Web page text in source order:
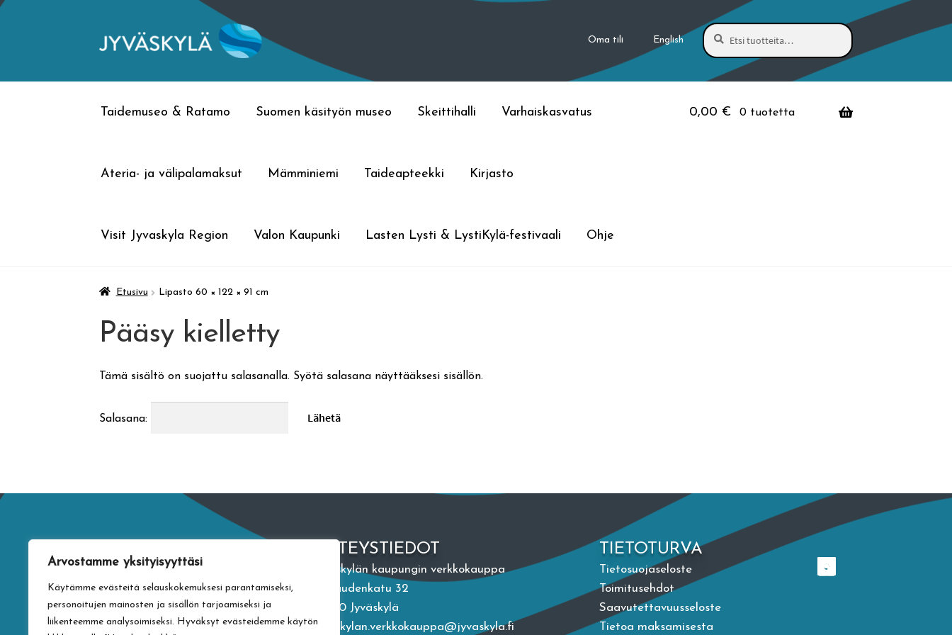
Arvostamme yksityisyyttäsi
Käytämme evästeitä selauskokemuksesi parantamiseksi,
personoitujen mainosten ja sisällön tarjoamiseksi ja
liikenteemme analysoimiseksi. Hyväksyt evästeidemme käytön
Siirry
Siirry
Oma tili English
Etsi:
Haku
Taidemuseo & Ratamo Suomen käsityön museo Skeittihalli Varhaiskasvatus
Ateria- ja välipalamaksut Mämminiemi Taideapteekki Kirjasto
Visit Jyvaskyla Region Valon Kaupunki Lasten Lysti & LystiKylä-festivaali Ohje
0,00 € 0 tuotetta
Etusivu Lipasto 60 × 122 × 91 cm
Pääsy kielletty
Tämä sisältö on suojattu salasanalla. Syötä salasana näyttääksesi sisällön.
Salasana:
YHTEYSTIEDOT
Jyväskylän kaupungin verkkokauppa
Vapaudenkatu 32
40100 Jyväskylä
jyvaskylan.verkkokauppa@jyvaskyla.fi
TIETOTURVA
Tietosuojaseloste
Toimitusehdot
Saavutettavuusseloste
Tietoa maksamisesta